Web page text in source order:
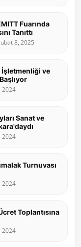
Fuarında
Tanıttı
8, 2025
İşletmenliği ve
2024
Sanat ve
2024
Turnuvası
2024
Toplantısına
2024